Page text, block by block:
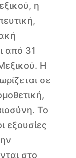
η
από 31
Η
σε
Το
εξουσίες
στο